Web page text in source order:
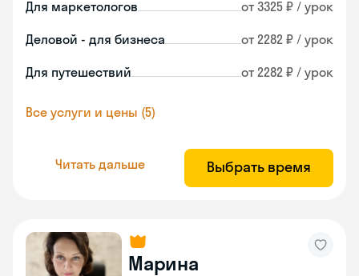
Для маркетологов от 3325 ₽ / урок
Деловой - для бизнеса от 2282 ₽ / урок
Для путешествий от 2282 ₽ / урок
Все услуги и цены (5)
Читать дальше Выбрать время
Марина